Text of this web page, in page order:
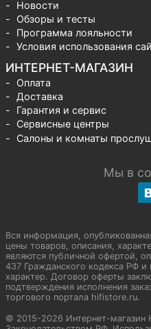
Новости
Обзоры и тесты
Программа лояльности
Условия использования
ИНТЕРНЕТ-МАГАЗИН
Оплата
Доставка
Гарантия и сервис
Сервисные центры
Салоны и комнаты
Мы в
Вся информация,
цены товаров, описания,
являются публичной офертой,
437 Гражданского кодекса РФ и
характер. Договор оферты
подтверждения исполнения
торгового портала hifistore.ru.
© 2015-2026 Интернет-магазин